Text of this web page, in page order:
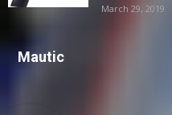
March 29, 2019
Mautic